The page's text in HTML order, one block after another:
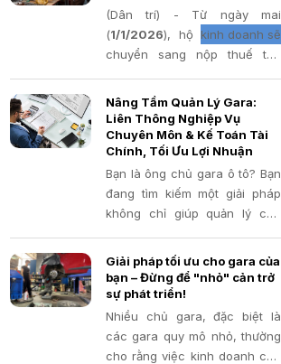
(Dân trí) - Từ ngày mai
(1/1/2026), hộ kinh doanh sẽ
chuyển sang nộp thuế thu
thay vì thuế khoán. Dự kiến
khoảng 2,3 triệu hộ kinh
doanh sẽ không còn phải nộp
thuế.
Nâng Tầm Quản Lý Gara:
Liên Thông Nghiệp Vụ
Chuyên Môn & Kế Toán Tài
Chính, Tối Ưu Lợi Nhuận
Bạn là ông chủ gara ô tô? Bạn
đang tìm kiếm một giải pháp
không chỉ giúp quản lý các
dưỡng mà còn liên thông chặt
chẽ với hệ thống kế toán tài
chính, giúp bạn nắm bắt bức
tranh kinh doanh toàn diện và
tối ưu lợi nhuận? Nếu vậy,
Kgara chính là chìa khóa mà
Giải pháp tối ưu cho gara của
bạn – Đừng để "nhỏ" cản trở
sự phát triển!
Nhiều chủ gara, đặc biệt là
các gara quy mô nhỏ, thường
cho rằng việc kinh doanh của